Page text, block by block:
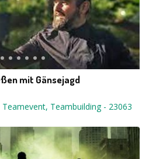
mit Gänsejagd
Teambuilding- 23063